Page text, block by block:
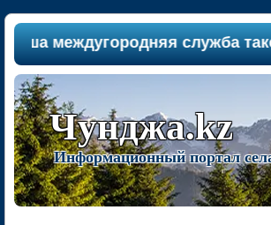
междугородняя служба такси
Чунджа.kz
Информационный портал